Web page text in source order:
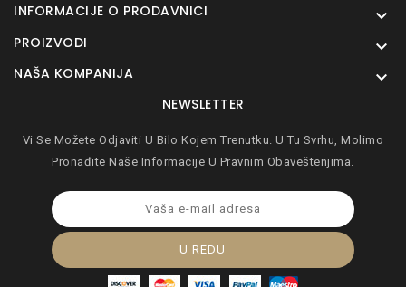
INFORMACIJE O PRODAVNICI 
PROIZVODI 
NAŠA KOMPANIJA 
NEWSLETTER
Vi Se Možete Odjaviti U Bilo Kojem Trenutku. U Tu Svrhu, Molimo
Pronađite Naše Informacije U Pravnim Obaveštenjima.